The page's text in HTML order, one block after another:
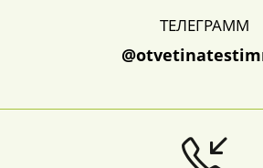
ТЕЛЕГРАММ